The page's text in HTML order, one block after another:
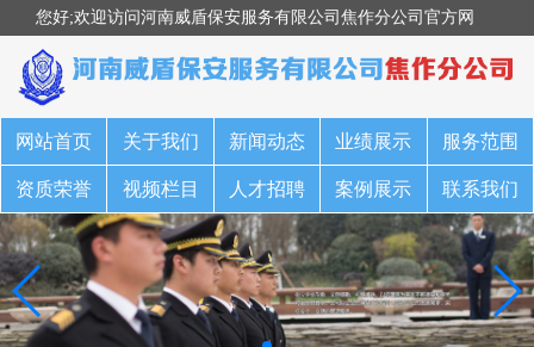
您好;欢迎访问河南威盾保安服务有限公司焦作分公司官方网
站！
网站首页 关于我们 新闻动态 业绩展示 服务范围
资质荣誉 视频栏目 人才招聘 案例展示 联系我们